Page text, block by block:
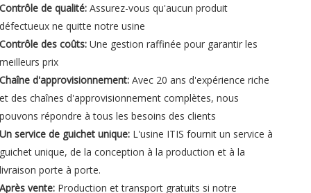
Contrôle de qualité:Assurez-vous qu'aucun produit
défectueux ne quitte notre usine
Contrôle des coûts:Une gestion raffinée pour garantir les
meilleurs prix
Chaîne d'approvisionnement:Avec 20 ans d'expérience riche
et des chaînes d'approvisionnement complètes, nous
pouvons répondre à tous les besoins des clients
Un service de guichet unique: L'usine ITIS fournit un service à
guichet unique, de la conception à la production et à la
livraison porte à porte.
Après vente: Production et transport gratuits si notre